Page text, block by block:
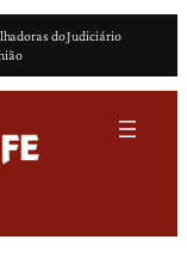
do Judiciário